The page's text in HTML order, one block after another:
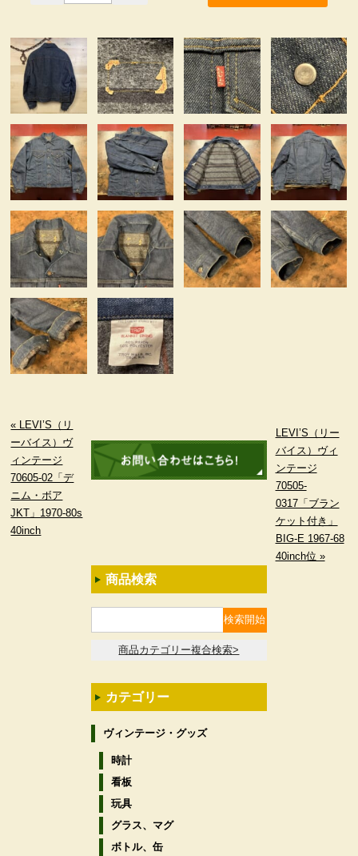
« LEVI’S（リ
ーバイス）ヴ
ィンテージ
70605-02「デ
ニム・ボア
JKT」1970-80s
40inch
LEVI’S（リー
バイス）ヴィ
ンテージ
70505-
0317「ブラン
ケット付き」
BIG-E 1967-68
40inch位 »
商品検索
商品カテゴリー複合検索>
カテゴリー
ヴィンテージ・グッズ
時計
看板
玩具
グラス、マグ
ボトル、缶